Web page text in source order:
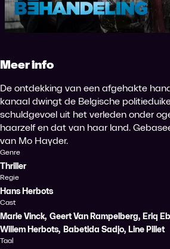
Meer info
De ontdekking van een afgehakte
kanaal dwingt de Belgische
schuldgevoel uit het verleden onder
haarzelf en dat van haar land.
van Mo Hayder.
Genre
Thriller
Regie
Hans Herbots
Cast
Marie Vinck, Geert Van Rampelberg, Eriq
Willem Herbots, Babetida Sadjo, Line Pillet
Taal